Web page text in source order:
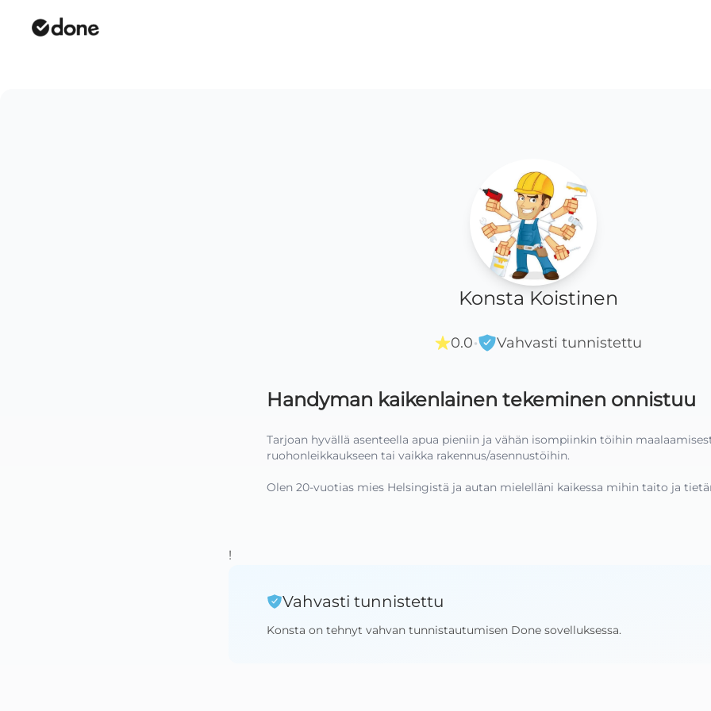
Konsta Koistinen
0.0· Vahvasti tunnistettu
Handyman kaikenlainen tekeminen onnistuu
Tarjoan hyvällä asenteella apua pieniin ja vähän isompiinkin töihin
ruohonleikkaukseen tai vaikka rakennus/asennustöihin.
Olen 20-vuotias mies Helsingistä ja autan mielelläni kaikessa mihin taito ja
!
Vahvasti tunnistettu
Konsta on tehnyt vahvan tunnistautumisen Done sovelluksessa.